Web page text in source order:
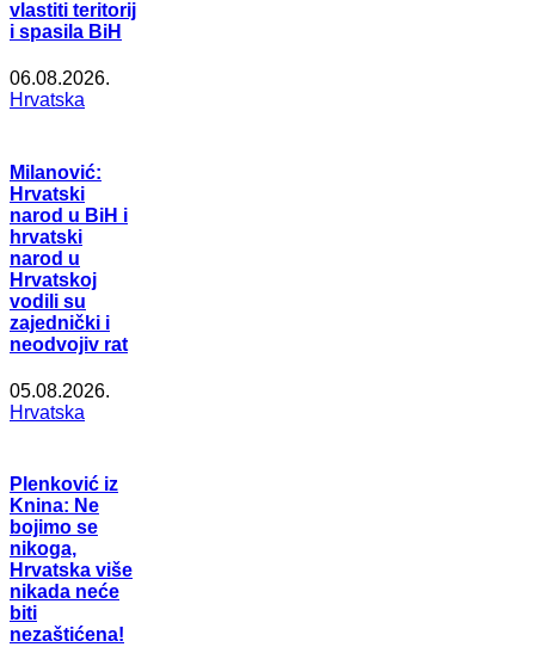
vlastiti teritorij
i spasila BiH
06.08.2026.
Hrvatska
Milanović:
Hrvatski
narod u BiH i
hrvatski
narod u
Hrvatskoj
vodili su
zajednički i
neodvojiv rat
05.08.2026.
Hrvatska
Plenković iz
Knina: Ne
bojimo se
nikoga,
Hrvatska više
nikada neće
biti
nezaštićena!